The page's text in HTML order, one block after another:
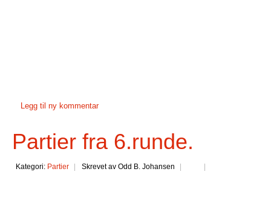
Legg til ny kommentar
Partier fra 6.runde.
Kategori: Partier Skrevet av Odd B. Johansen